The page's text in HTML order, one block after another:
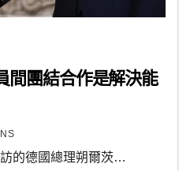
間團結合作是解決能
的德國總理朔爾茨…